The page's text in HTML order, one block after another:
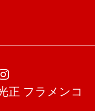
正 フラメンコ